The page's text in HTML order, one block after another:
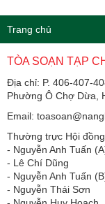
Trang chủ
TÒA SOẠN TẠP
Địa chỉ: P. 406-407-
Phường Ô Chợ Dừa,
Email:
Thường trực Hội
​​​​​​- Nguyễn Anh Tuấn
- Lê Chí Dũng
- Nguyễn Anh Tuấn
- Nguyễn Thái Sơn